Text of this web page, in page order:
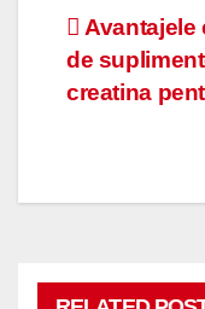
în
de
creatina